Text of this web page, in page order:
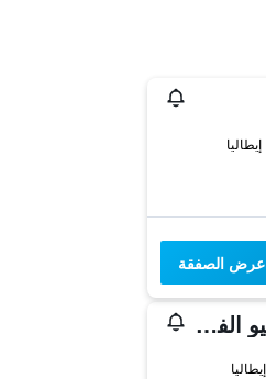
عرض الصفقة
شقق تريانون بورجو بيو الفندقية بخدمة ذاتية